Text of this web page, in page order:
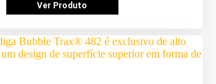
Ver Produto